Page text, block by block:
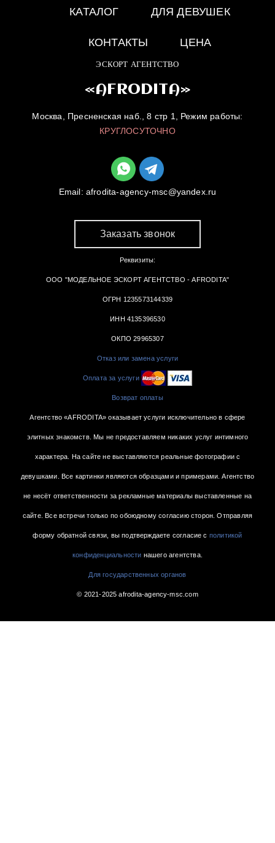
КАТАЛОГ ДЛЯ ДЕВУШЕК
КОНТАКТЫ ЦЕНА
ЭСКОРТ АГЕНТСТВО
«AFRODITA»
Москва, Пресненская наб., 8 стр 1, Режим работы:
КРУГЛОСУТОЧНО
Email: afrodita-agency-msc@yandex.ru
Заказать звонок
Реквизиты:
ООО "МОДЕЛЬНОЕ ЭСКОРТ АГЕНТСТВО - AFRODITA"
ОГРН 1235573144339
ИНН 4135396530
ОКПО 29965307
Отказ или замена услуги
Оплата за услуги
Возврат оплаты
Агентство «AFRODITA» оказывает услуги исключительно в сфере
элитных знакомств. Мы не предоставляем никаких услуг интимного
характера. На сайте не выставляются реальные фотографии с
девушками. Все картинки являются образцами и примерами. Агентство
не несёт ответственности за рекламные материалы выставленные на
сайте. Все встречи только по обоюдному согласию сторон. Отправляя
форму обратной связи, вы подтверждаете согласие с политикой
конфиденциальности нашего агентства.
Для государственных органов
© 2021-2025 afrodita-agency-msc.com